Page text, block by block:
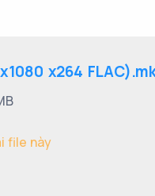
x264
file này